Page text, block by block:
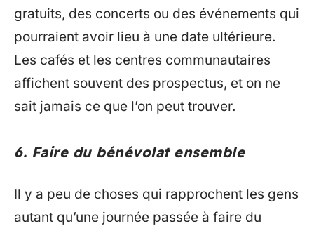
gratuits, des concerts ou des événements qui
pourraient avoir lieu à une date ultérieure.
Les cafés et les centres communautaires
affichent souvent des prospectus, et on ne
sait jamais ce que l’on peut trouver.
6. Faire du bénévolat ensemble
Il y a peu de choses qui rapprochent les gens
autant qu’une journée passée à faire du